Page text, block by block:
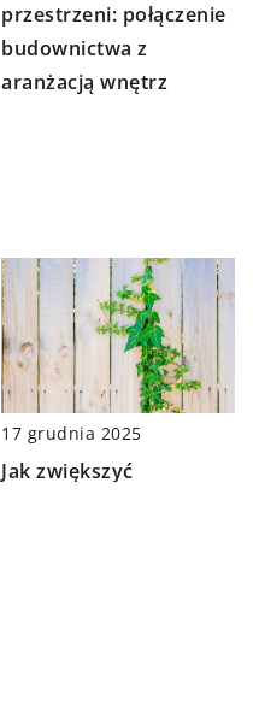
przestrzeni: połączenie
budownictwa z
aranżacją wnętrz
17 grudnia 2025
Jak zwiększyć